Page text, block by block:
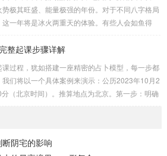
名指指尖，属金，白虎，主数4、1、2，凶。小
名指根部，属木，六合，主数5、3、8，吉。空
根部，属土，勾陈，...
极其旺盛、能量极强的年份。对于不同八字格局
这一年将是冰火两重天的体验。有些人会如鱼得
平衡与需求八字讲究五行平衡与“喜用神”。喜用
是火力全开的一年。因此：八字命局中“喜火”、“用
于得到了天地最强能量的帮助，犹如天降神助，
飞冲天。八字命局中“忌火”的人...
整起课步骤详解
课过程，犹如搭建一座精密的占卜模型，每一步都
我们将以一个具体案例来演示：公历2023年10月2
（北京时间）。推算地点为北京。第一步：明确
空白的天地盘（内含十二地支）、月将、当天日
阴宅的影响